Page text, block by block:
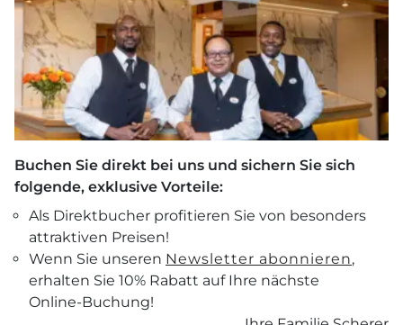
Gutscheine
Buchen Sie direkt bei uns und sichern Sie sich
folgende, exklusive Vorteile:
Als Direktbucher profitieren Sie von besonders
attraktiven Preisen!
Wenn Sie unseren Newsletter abonnieren,
erhalten Sie 10% Rabatt auf Ihre nächste
Online-Buchung!